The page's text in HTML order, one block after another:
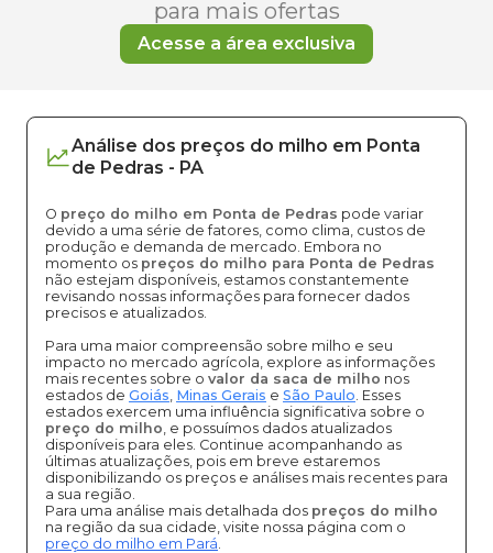
para mais ofertas
Acesse a área exclusiva
Análise dos preços do milho em Ponta
de Pedras - PA
O preço do milho em Ponta de Pedras pode variar
devido a uma série de fatores, como clima, custos de
produção e demanda de mercado. Embora no
momento os preços do milho para Ponta de Pedras
não estejam disponíveis, estamos constantemente
revisando nossas informações para fornecer dados
precisos e atualizados.
Para uma maior compreensão sobre milho e seu
impacto no mercado agrícola, explore as informações
mais recentes sobre o valor da saca de milho nos
estados de Goiás, Minas Gerais e São Paulo. Esses
estados exercem uma influência significativa sobre o
preço do milho, e possuímos dados atualizados
disponíveis para eles. Continue acompanhando as
últimas atualizações, pois em breve estaremos
disponibilizando os preços e análises mais recentes para
a sua região.
Para uma análise mais detalhada dos preços do milho
na região da sua cidade, visite nossa página com o
preço do milho em Pará.